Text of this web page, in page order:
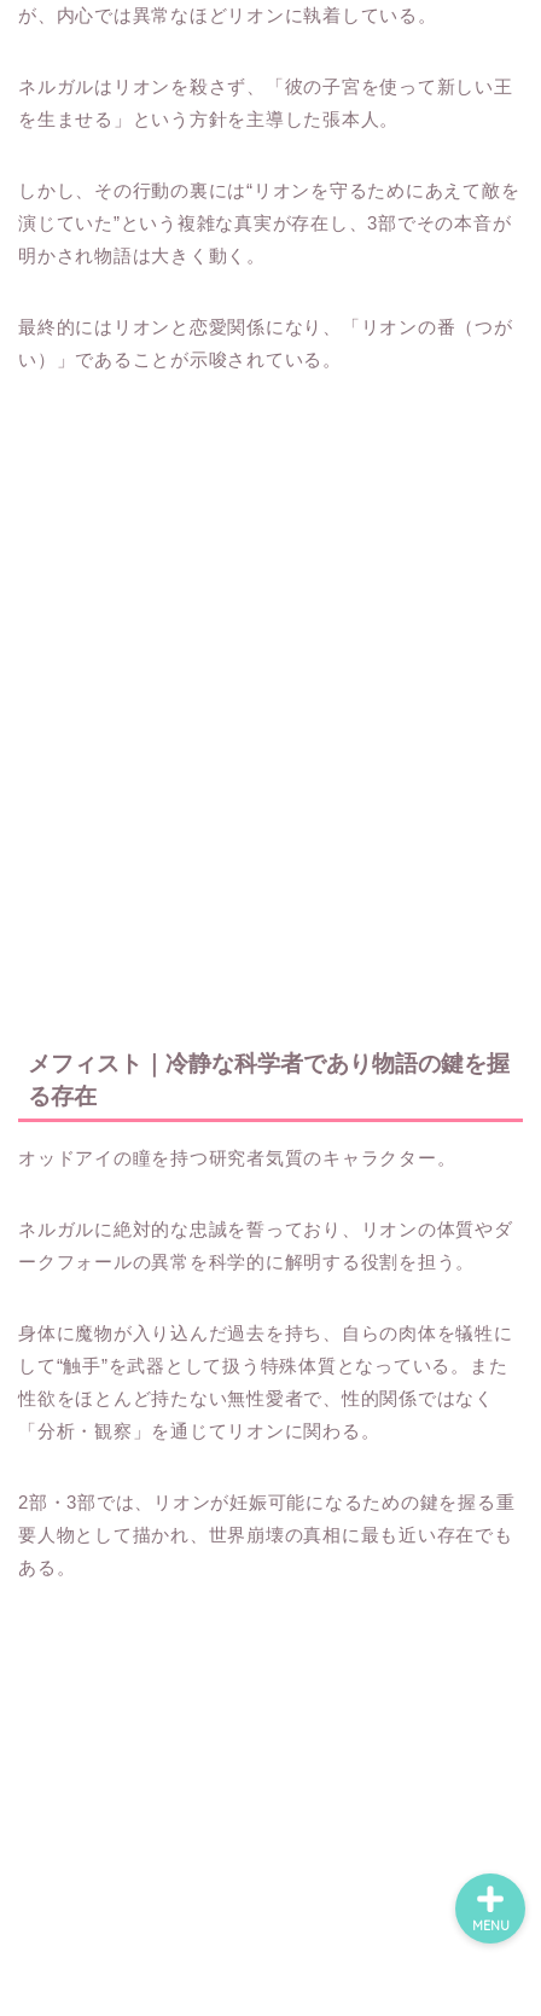
が、内心では異常なほどリオンに執着している。
ネルガルはリオンを殺さず、「彼の子宮を使って新しい王
を生ませる」という方針を主導した張本人。
しかし、その行動の裏には“リオンを守るためにあえて敵を
演じていた”という複雑な真実が存在し、3部でその本音が
明かされ物語は大きく動く。
最終的にはリオンと恋愛関係になり、「リオンの番（つが
い）」であることが示唆されている。
メフィスト｜冷静な科学者であり物語の鍵を握
る存在
オッドアイの瞳を持つ研究者気質のキャラクター。
ネルガルに絶対的な忠誠を誓っており、リオンの体質やダ
ークフォールの異常を科学的に解明する役割を担う。
身体に魔物が入り込んだ過去を持ち、自らの肉体を犠牲に
して“触手”を武器として扱う特殊体質となっている。また
性欲をほとんど持たない無性愛者で、性的関係ではなく
「分析・観察」を通じてリオンに関わる。
2部・3部では、リオンが妊娠可能になるための鍵を握る重
要人物として描かれ、世界崩壊の真相に最も近い存在でも
ある。
MENU